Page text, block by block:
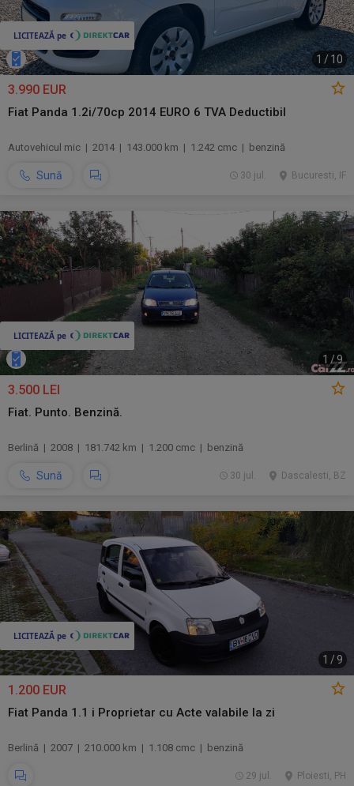
1 /10
3.990 EUR
Fiat Panda 1.2i/70cp 2014 EURO 6 TVA Deductibil
Autovehicul mic | 2014 | 143.000 km | 1.242 cmc | benzină
Sună Bucuresti, IF
30 jul.
1 /9
3.500 LEI
Fiat. Punto. Benzină.
Berlină | 2008 | 181.742 km | 1.200 cmc | benzină
Sună Dascalesti, BZ
30 jul.
1 / 9
1.200 EUR
Fiat Panda 1.1 i Proprietar cu Acte valabile la zi
Berlină | 2007 | 210.000 km | 1.108 cmc | benzină
Ploiesti, PH
29 jul.